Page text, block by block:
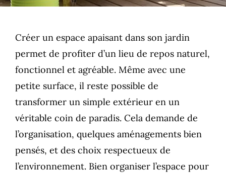
Créer un espace apaisant dans son jardin
permet de profiter d’un lieu de repos naturel,
fonctionnel et agréable. Même avec une
petite surface, il reste possible de
transformer un simple extérieur en un
véritable coin de paradis. Cela demande de
l’organisation, quelques aménagements bien
pensés, et des choix respectueux de
l’environnement. Bien organiser l’espace pour